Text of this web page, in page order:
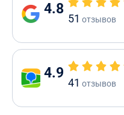
4.8
51 отзывов
4.9
41 отзывов